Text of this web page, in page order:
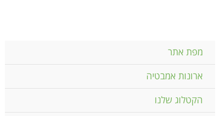
מפת אתר
ארונות אמבטיה
הקטלוג שלנו